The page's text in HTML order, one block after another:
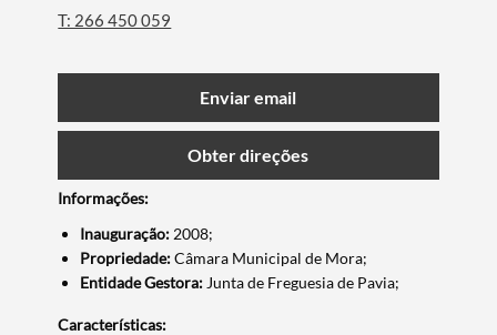
T: 266 450 059
Enviar email
Obter direções
Informações:
Inauguração: 2008;
Propriedade:Câmara Municipal de Mora;
Entidade Gestora: Junta de Freguesia de Pavia;
Características: